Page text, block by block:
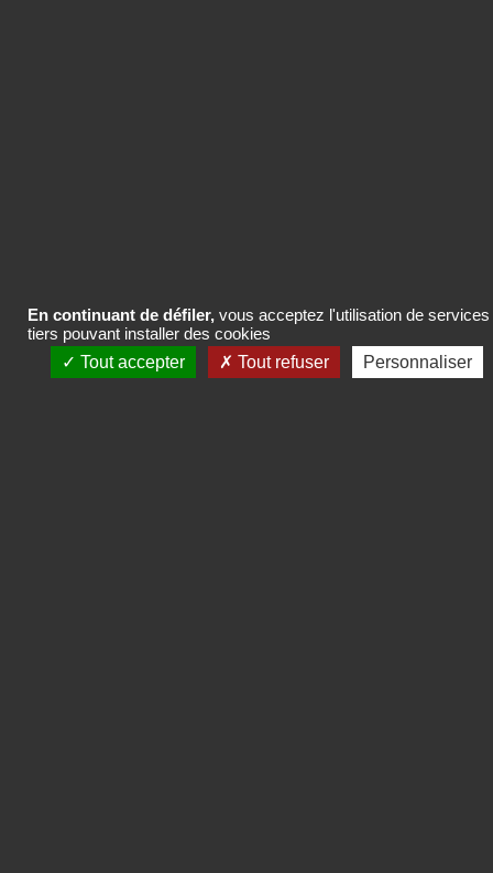
En continuant de défiler, vous acceptez l'utilisation de services
tiers pouvant installer des cookies
Tout accepter
Tout refuser Personnaliser